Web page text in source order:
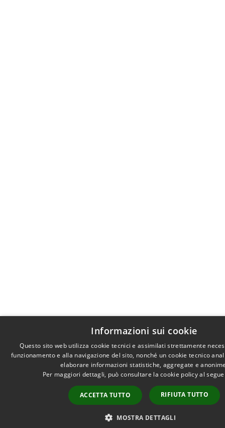
Informazioni sui cookie
Questo sito web utilizza cookie tecnici e assimilati strettamente
funzionamento e alla navigazione del sito, nonché un cookie tecnico
elaborare informazioni statistiche, aggregate e
Per maggiori dettagli, può consultare la cookie policy al
ACCETTA TUTTO RIFIUTA TUTTO
MOSTRA DETTAGLI